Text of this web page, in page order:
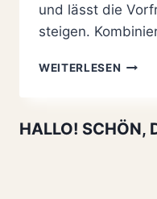
und lässt die
steigen.
WEITERLESEN
UND
HALLO! SCHÖN,